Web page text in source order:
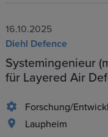
16.10.2025
Diehl Defence
Systemingenieur
für Layered Air
Forschung/
Laupheim